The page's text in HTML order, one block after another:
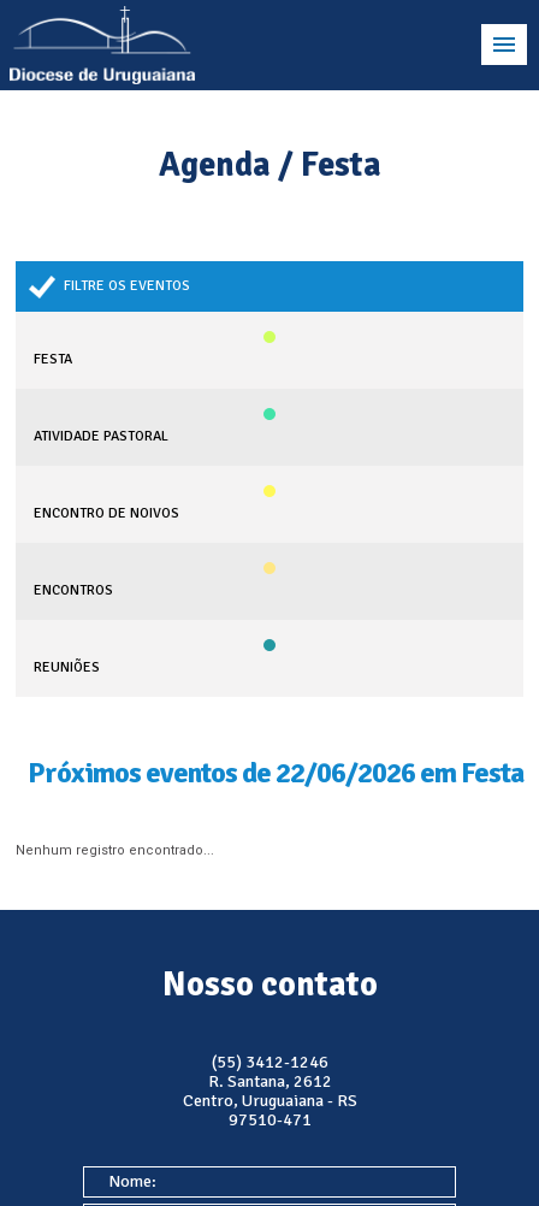
Agenda / Festa
FILTRE OS EVENTOS
FESTA
ATIVIDADE PASTORAL
ENCONTRO DE NOIVOS
ENCONTROS
REUNIÕES
Próximos eventos de 22/06/2026 em Festa
Nenhum registro encontrado...
Nosso contato
(55) 3412-1246
R. Santana, 2612
Centro, Uruguaiana - RS
97510-471